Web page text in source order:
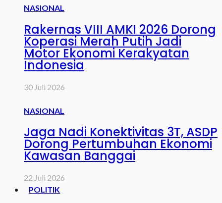
NASIONAL
Rakernas VIII AMKI 2026 Dorong
Koperasi Merah Putih Jadi
Motor Ekonomi Kerakyatan
Indonesia
30 Juli 2026
NASIONAL
Jaga Nadi Konektivitas 3T, ASDP
Dorong Pertumbuhan Ekonomi
Kawasan Banggai
22 Juli 2026
POLITIK